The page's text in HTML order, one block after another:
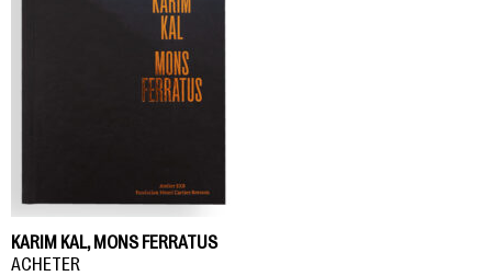
KARIM KAL, MONS FERRATUS
ACHETER